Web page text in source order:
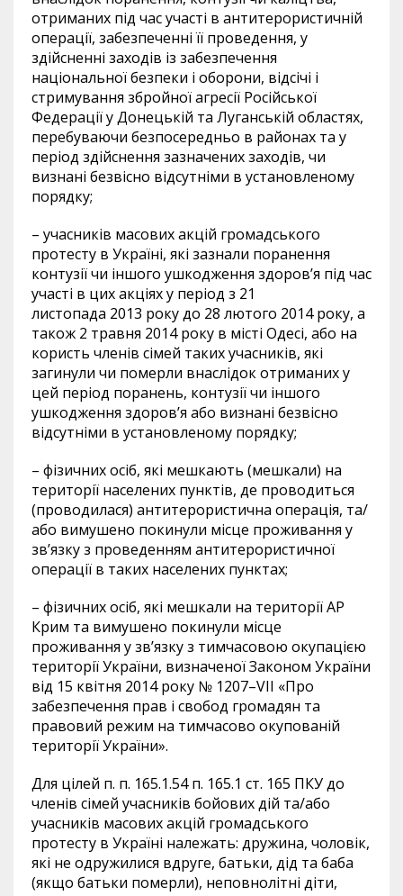
отриманих під час участі в антитерористичній
операції, забезпеченні її проведення, у
здійсненні заходів із забезпечення
національної безпеки і оборони, відсічі і
стримування збройної агресії Російської
Федерації у Донецькій та Луганській областях,
перебуваючи безпосередньо в районах та у
період здійснення зазначених заходів, чи
визнані безвісно відсутніми в установленому
порядку;
– учасників масових акцій громадського
протесту в Україні, які зазнали поранення
контузії чи іншого ушкодження здоров’я під час
участі в цих акціях у період з 21
листопада 2013 року до 28 лютого 2014року, а
також 2 травня 2014року в місті Одесі, або на
користь членів сімей таких учасників, які
загинули чи померли внаслідок отриманих у
цей період поранень, контузії чи іншого
ушкодження здоров’я або визнані безвісно
відсутніми в установленому порядку;
– фізичних осіб, які мешкають (мешкали) на
території населених пунктів, де проводиться
(проводилася) антитерористична операція, та/
або вимушено покинули місце проживання у
зв’язку з проведенням антитерористичної
операції в таких населених пунктах;
– фізичних осіб, які мешкали на території АР
Крим та вимушено покинули місце
проживання у зв’язку з тимчасовою окупацією
території України, визначеної Законом України
від 15 квітня 2014року № 1207–VII «Про
забезпечення прав і свобод громадян та
правовий режим на тимчасово окупованій
території України».
Для цілей п. п. 165.1.54 п. 165.1 ст. 165 ПКУ до
членів сімей учасників бойових дій та/або
учасників масових акцій громадського
протесту в Україні належать: дружина, чоловік,
які не одружилися вдруге, батьки, дід та баба
(якщо батьки померли), неповнолітні діти,